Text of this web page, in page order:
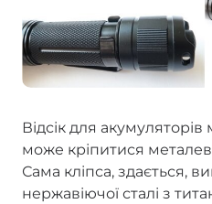
Відсік для акумуляторів
може кріпитися
Сама кліпса, здається,
нержавіючої сталі з